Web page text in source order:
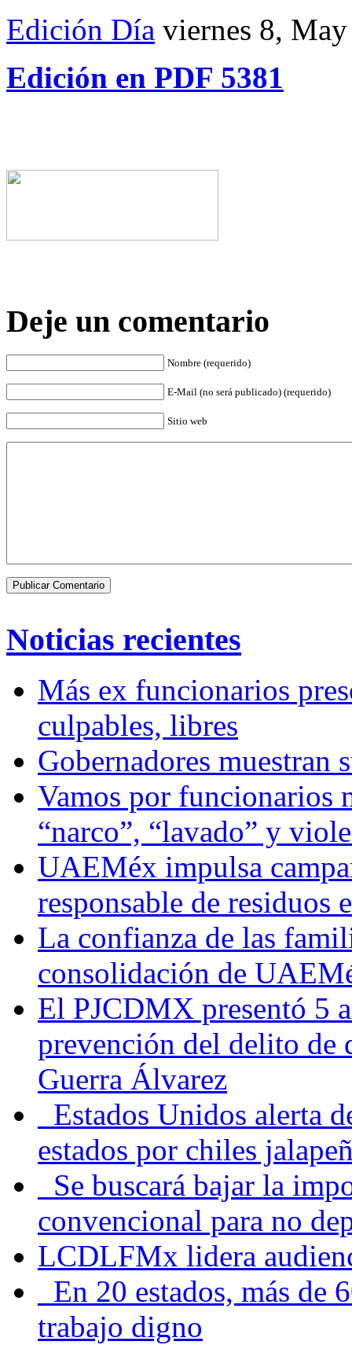
Edición Día viernes 8,
Edición en PDF 5381
Deje un comentario
Nombre (requerido)
E-Mail (no será publicado) (requerido)
Sitio web
Noticias recientes
Más ex funcionarios
culpables, libres
Gobernadores muestran
Vamos por funcionarios
“narco”, “lavado” y
UAEMéx impulsa
responsable de residuos
La confianza de las
consolidación de
El PJCDMX presentó 5
prevención del delito de
Guerra Álvarez
Estados Unidos alerta
estados por chiles
Se buscará bajar la
convencional para no
LCDLFMx lidera
En 20 estados, más de
trabajo digno